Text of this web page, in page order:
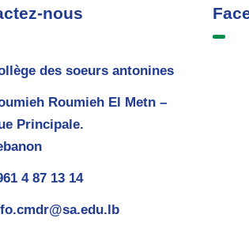
nous
des soeurs antonines
Roumieh El Metn –
Principale.
4 87 13 14